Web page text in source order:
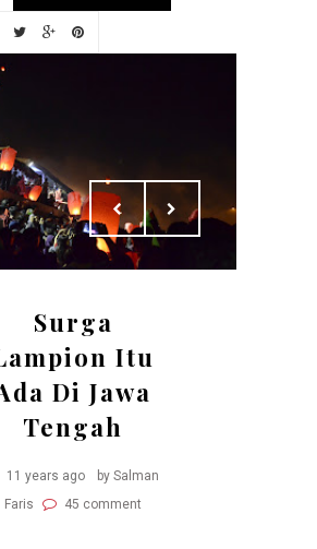
Surga
Itu
Di Jawa
Tengah
11 years ago
by Salman
Faris
45 comment